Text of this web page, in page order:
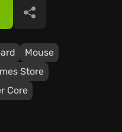
Mouse
Store
Core
Поделиться